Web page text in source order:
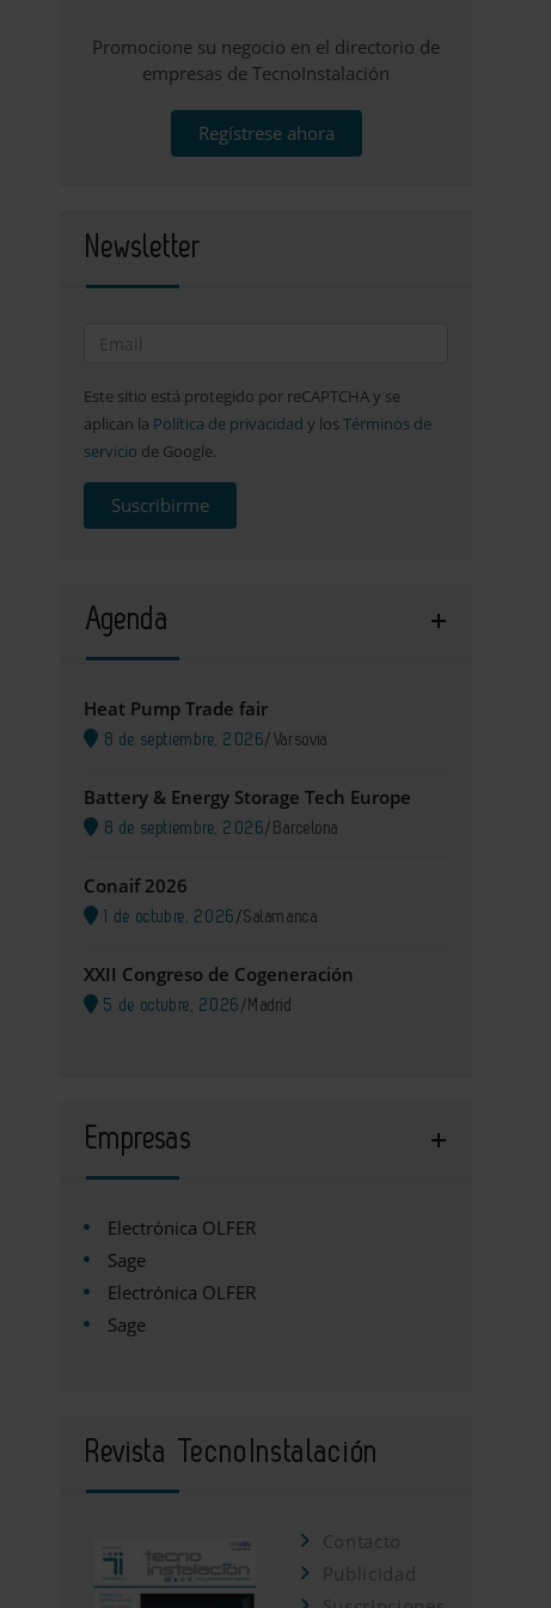
Promocione su negocio en el directorio de
empresas de TecnoInstalación
Regístrese ahora
Newsletter
Este sitio está protegido por reCAPTCHA y se
aplican la Política de privacidad y losTérminos de
servicio de Google.
Suscribirme
Agenda
Heat Pump Trade fair
8 de septiembre, 2026/ Varsovia
Battery & Energy Storage Tech Europe
8 de septiembre, 2026/ Barcelona
Conaif 2026
1 de octubre, 2026 /Salamanca
XXII Congreso de Cogeneración
5 de octubre, 2026 / Madrid
Empresas
Electrónica OLFER
Sage
Electrónica OLFER
Sage
Revista TecnoInstalación
Contacto
Publicidad